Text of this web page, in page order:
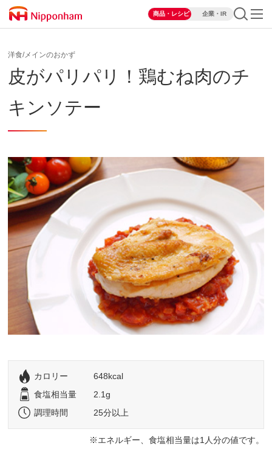
商品・レシピ 企業・IR
洋食/メインのおかず
皮がパリパリ！鶏むね肉のチ
キンソテー
カロリー
648kcal
食塩相当量
2.1g
調理時間
25分以上
エネルギー、食塩相当量は1人分の値です。